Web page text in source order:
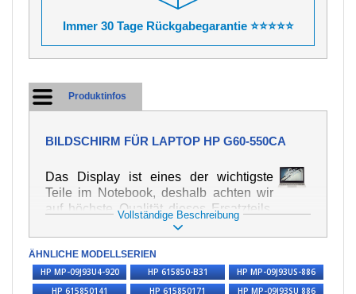
Immer 30 Tage Rückgabegarantie ⭐⭐⭐⭐⭐
Produktinfos
BILDSCHIRM FÜR LAPTOP HP G60-550CA
Das Display ist eines der wichtigste
Teile im Notebook, deshalb achten wir
auf höchste Qualität dieses Ersatzteils.
Er dient zur Darstellung von Texten und
Bildern in verschiedener Form. Zu
seiner Beschädigung kommt es sehr
schnell, deshalb ist es wichtig, mit dem
Notebook höchst vorsichtig umzugehen.
Vollständige Beschreibung
ÄHNLICHE MODELLSERIEN
HP MP-09J93U4-920
HP 615850-B31
HP MP-09J93US-886
HP 615850141
HP 615850171
HP MP-09J93SU 886